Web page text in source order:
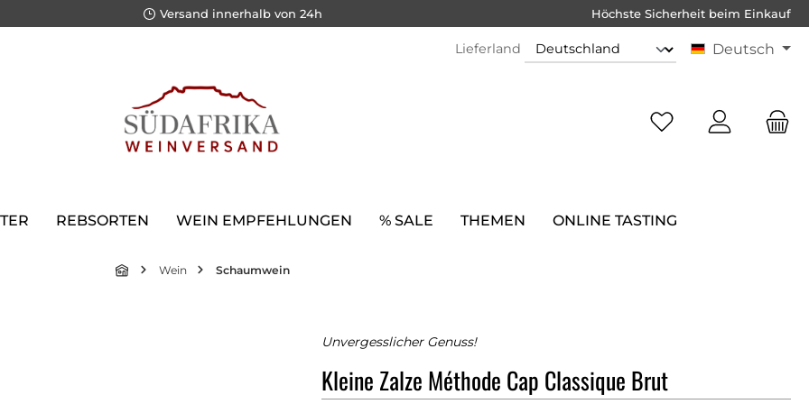
Versand innerhalb von 24h Höchste Sicherheit beim Einkauf
Lieferland Deutsch
REBSORTEN WEIN EMPFEHLUNGEN % SALE THEMEN ONLINE TASTING
Wein Schaumwein
Unvergesslicher Genuss!
Kleine Zalze Méthode Cap Classique Brut